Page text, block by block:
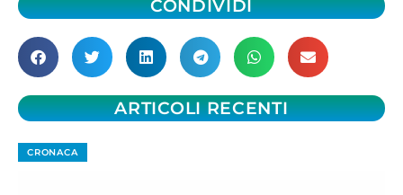
CONDIVIDI
ARTICOLI RECENTI
CRONACA